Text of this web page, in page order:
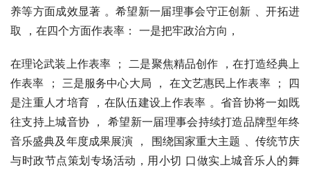
养等方面成效显著 。希望新一届理事会守正创新 、开拓进
取 ，在四个方面作表率： 一是把牢政治方向，
在理论武装上作表率 ； 二是聚焦精品创作 ，在打造经典上
作表率 ； 三是服务中心大局 ， 在文艺惠民上作表率 ； 四
是注重人才培育 ，在队伍建设上作表率 。省音协将一如既
往支持上城音协 ， 希望新一届理事会持续打造品牌型年终
音乐盛典及年度成果展演 ， 围绕国家重大主题 、传统节庆
与时政节点策划专场活动，用小切 口做实上城音乐人的舞